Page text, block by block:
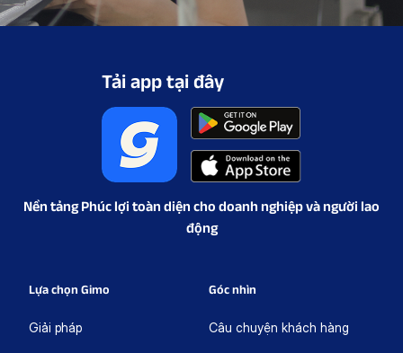
Tải app tại đây
Nền tảng Phúc lợi toàn diện cho doanh nghiệp và người lao
động
Lựa chọn Gimo
Giải pháp
Góc nhìn
Câu chuyện khách hàng